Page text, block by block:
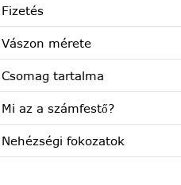
Fizetés
Vászon mérete
Csomag tartalma
Mi az a számfestő?
Nehézségi fokozatok